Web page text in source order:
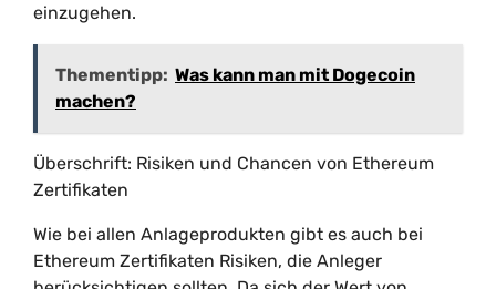
einzugehen.
Thementipp: Was kann man mit Dogecoin
machen?
Überschrift: Risiken und Chancen von Ethereum
Zertifikaten
Wie bei allen Anlageprodukten gibt es auch bei
Ethereum Zertifikaten Risiken, die Anleger